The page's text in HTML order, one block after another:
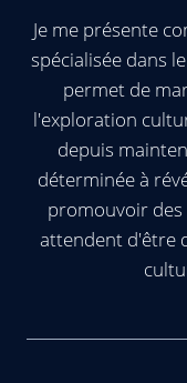
Je me présente
spécialisée dans
permet de
l'exploration
depuis
déterminée à
promouvoir
attendent d'être